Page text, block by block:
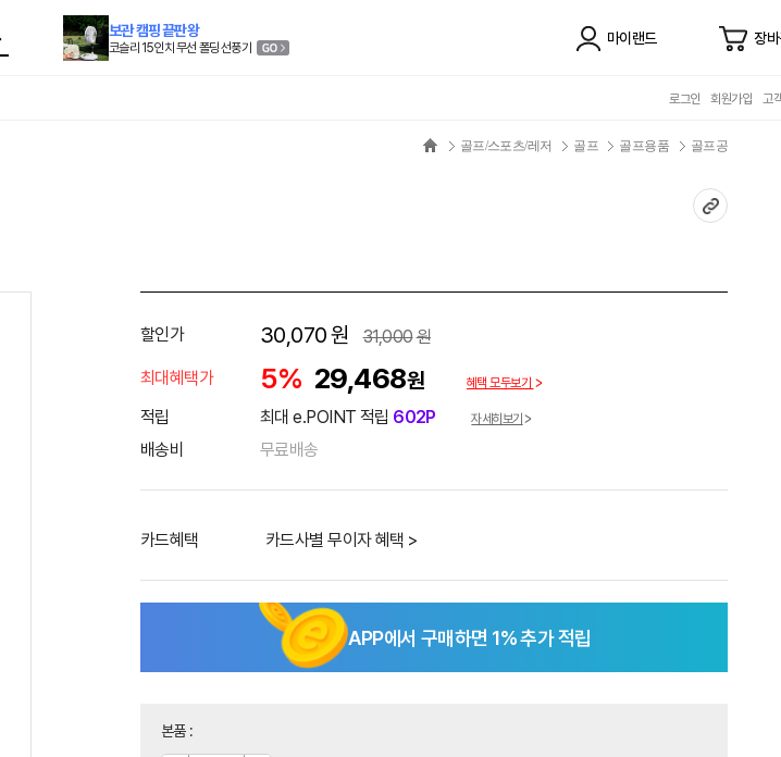
보관 캠핑 끝판왕
코슬리 15인치 무선 폴딩 선풍기
마이랜드 장
로그인 회원가입 고
골프/스포츠/레저 골프 골프용품 골프공
할인가 30,070원 31,000원
최대혜택가
5% 29,468원 혜택 모두보기
적립 최대 e.POINT 적립 602P 자세히보기
배송비 무료배송
카드혜택 카드사별 무이자 혜택 >
APP에서 구매하면 1% 추가 적립
본품: